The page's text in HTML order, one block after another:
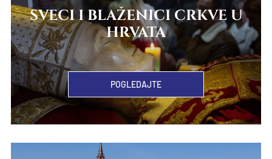
SVECI I BLAŽENICI CRKVE U
HRVATA
POGLEDAJTE